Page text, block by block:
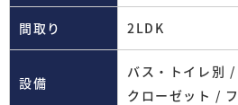
間取り 2LDK
設備
バス・トイレ別
クローゼット /